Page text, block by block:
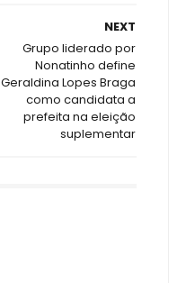
NEXT
Grupo liderado por
Nonatinho define
Geraldina Lopes Braga
como candidata a
prefeita na eleição
suplementar